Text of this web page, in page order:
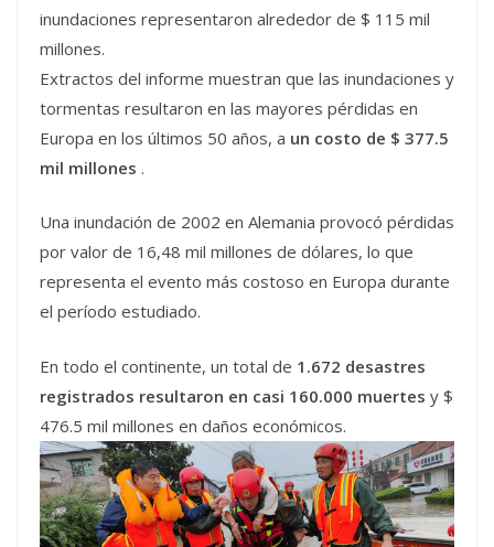
inundaciones representaron alrededor de $ 115 mil
millones.
Extractos del informe muestran que las inundaciones y
tormentas resultaron en las mayores pérdidas en
Europa en los últimos 50 años, a un costo de $ 377.5
mil millones .
Una inundación de 2002 en Alemania provocó pérdidas
por valor de 16,48 mil millones de dólares, lo que
representa el evento más costoso en Europa durante
el período estudiado.
En todo el continente, un total de 1.672 desastres
registrados resultaron en casi 160.000 muertes y $
476.5 mil millones en daños económicos.